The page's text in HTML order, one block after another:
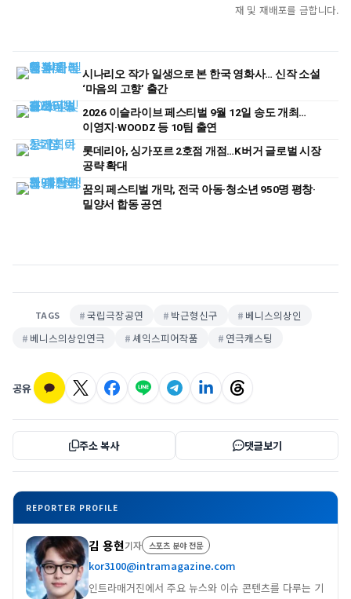
재 및 재배포를 금합니다.
시나리오 작가 일생으로 본 한국 영화사… 신작 소설
‘마음의 고향’ 출간
2026 이슬라이브 페스티벌 9월 12일 송도 개최…
이영지·WOODZ 등 10팀 출연
롯데리아, 싱가포르 2호점 개점…K버거 글로벌 시장
공략 확대
꿈의 페스티벌 개막, 전국 아동·청소년 950명 평창·
밀양서 합동 공연
TAGS 국립극장공연 박근형신구
베니스의상인
베니스의상인연극
셰익스피어작품 연극캐스팅
공유
주소 복사 댓글보기
REPORTER PROFILE
김 용현기자 스포츠 분야 전문
kor3100@intramagazine.com
인트라매거진에서 주요 뉴스와 이슈 콘텐츠를 다루는 기